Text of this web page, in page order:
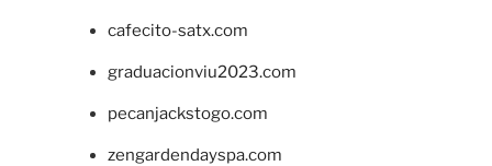
cafecito-satx.com
graduacionviu2023.com
pecanjackstogo.com
zengardendayspa.com